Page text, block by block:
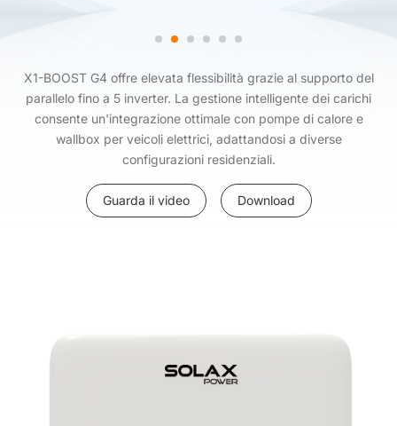
X1-BOOST G4 offre elevata flessibilità grazie al supporto del
parallelo fino a 5 inverter. La gestione intelligente dei carichi
consente un'integrazione ottimale con pompe di calore e
wallbox per veicoli elettrici, adattandosi a diverse
configurazioni residenziali.
Guarda il video Download